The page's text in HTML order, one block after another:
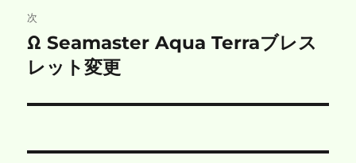
ゲ
ー
ン
次
次
の
稿:
Ω Seamaster Aqua Terraブレス
レット変更